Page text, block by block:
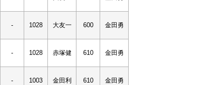
- 1028 大友一 600 金田勇
- 1028 赤塚健 610 金田勇
- 1003 金田利 610 金田勇